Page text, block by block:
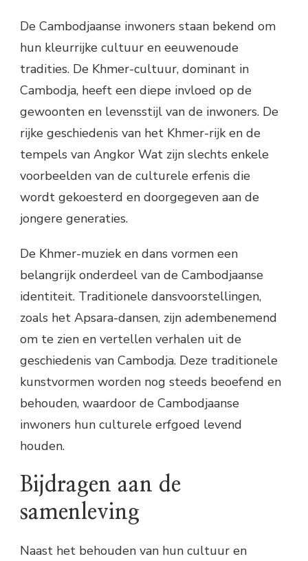
De Cambodjaanse inwoners staan bekend om
hun kleurrijke cultuur en eeuwenoude
tradities. De Khmer-cultuur, dominant in
Cambodja, heeft een diepe invloed op de
gewoonten en levensstijl van de inwoners. De
rijke geschiedenis van het Khmer-rijk en de
tempels van Angkor Wat zijn slechts enkele
voorbeelden van de culturele erfenis die
wordt gekoesterd en doorgegeven aan de
jongere generaties.
De Khmer-muziek en dans vormen een
belangrijk onderdeel van de Cambodjaanse
identiteit. Traditionele dansvoorstellingen,
zoals het Apsara-dansen, zijn adembenemend
om te zien en vertellen verhalen uit de
geschiedenis van Cambodja. Deze traditionele
kunstvormen worden nog steeds beoefend en
behouden, waardoor de Cambodjaanse
inwoners hun culturele erfgoed levend
houden.
Bijdragen aan de
samenleving
Naast het behouden van hun cultuur en